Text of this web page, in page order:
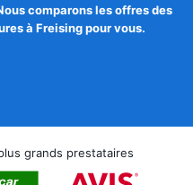
comparons les offres des
à Freising pour vous.
grands prestataires